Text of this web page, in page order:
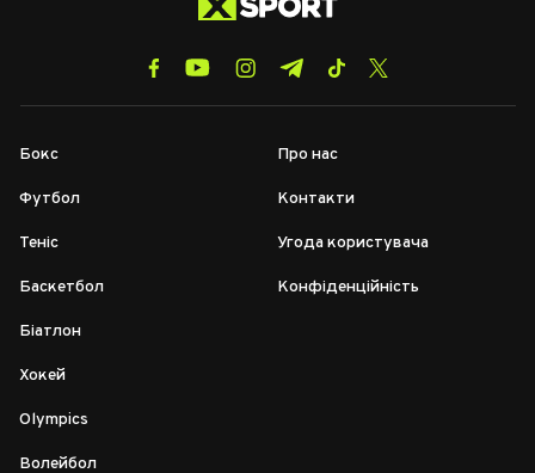
Бокс
Футбол
Теніс
Баскетбол
Біатлон
Хокей
Olympics
Волейбол
Про нас
Контакти
Угода користувача
Конфіденційність